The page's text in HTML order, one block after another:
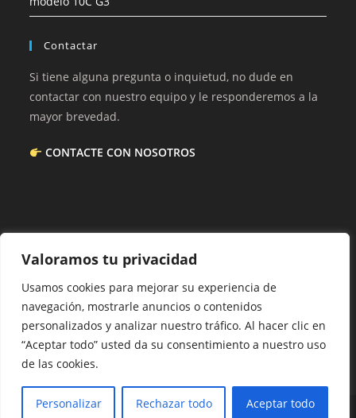
Valoramos tu privacidad
Usamos cookies para mejorar su experiencia de
navegación, mostrarle anuncios o contenidos
personalizados y analizar nuestro tráfico. Al hacer clic en
“Aceptar todo” usted da su consentimiento a nuestro uso
de las cookies.
Personalizar Rechazar todo Aceptar todo
Contactar
Si tiene alguna pregunta o inquietud, no dude en
contactar con nuestro equipo y le responderemos a la
mayor brevedad.
CONTACTE CON NOSOTROS
interés. Ponemos todo nuestro corazón en lo que
hacemos.
© 2015~2026 Imobach Tenerife. Powered by WordPress (Ocean theme),